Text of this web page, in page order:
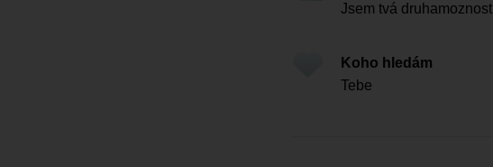
Jsem tvá druhamoznost
Koho hledám
Tebe